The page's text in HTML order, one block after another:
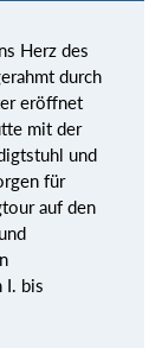
Herz des
durch
eröffnet
mit der
und
für
auf den
I. bis